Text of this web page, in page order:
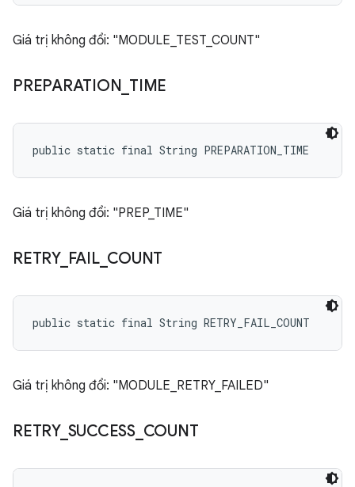
Giá trị không đổi: "MODULE_TEST_COUNT"
PREPARATION TIME
public static final String PREPARATION_TIME
Giá trị không đổi: "PREP_TIME"
RETRY_ FAIL_ COUNT
public static final String RETRY_FAIL_COUNT
Giá trị không đổi: "MODULE_RETRY_FAILED"
RETRY_ SUCCESS_ COUNT